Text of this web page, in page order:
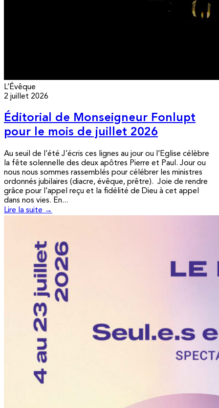
L’Évêque
2 juillet 2026
Éditorial de Monseigneur Fonlupt
pour le mois de juillet 2026
Au seuil de l’été J’écris ces lignes au jour ou l’Eglise célèbre
la fête solennelle des deux apôtres Pierre et Paul. Jour ou
nous nous sommes rassemblés pour célébrer les ministres
ordonnés jubilaires (diacre, évêque, prêtre). Joie de rendre
grâce pour l’appel reçu et la fidélité de Dieu à cet appel
dans nos vies. En...
Lire la suite →